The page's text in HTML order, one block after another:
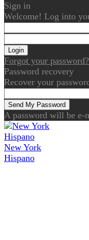
Sign in
Welcome! Log into
Forgot your
Password recovery
Recover your
A password will be e-
New York
Hispano